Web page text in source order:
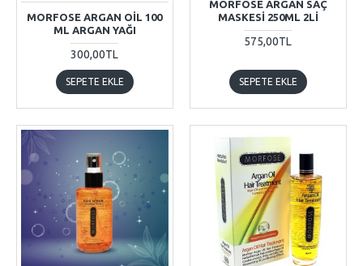
MORFOSE ARGAN OIL 100
ML ARGAN YAĞI
300,00TL
SEPETE EKLE
MORFOSE ARGAN SAÇ
MASKESI 250ML 2LI
575,00TL
SEPETE EKLE